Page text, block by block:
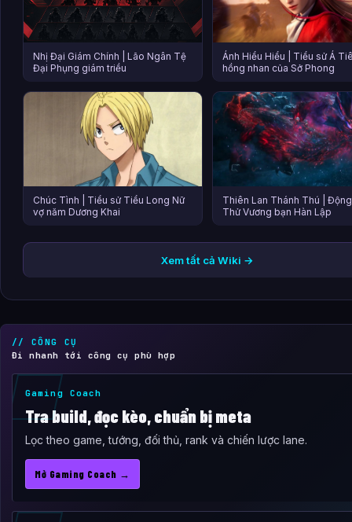
Nhị Đại Giám Chính | Lão Ngân Tệ
Đại Phụng giám triều
Ánh Hiểu Hiểu | Tiểu sử Á
hồng nhan của Sở Phong
Chúc Tình | Tiểu sử Tiểu Long Nữ
vợ năm Dương Khai
Thiên Lan Thánh Thú |
Thử Vương bạn Hàn Lập
Xem tất cả Wiki →
// CÔNG CỤ
Đi nhanh tới công cụ phù hợp
Gaming Coach
Tra build, đọc kèo, chuẩn bị meta
Lọc theo game, tướng, đối thủ, rank và chiến lược lane.
Mở Gaming Coach →